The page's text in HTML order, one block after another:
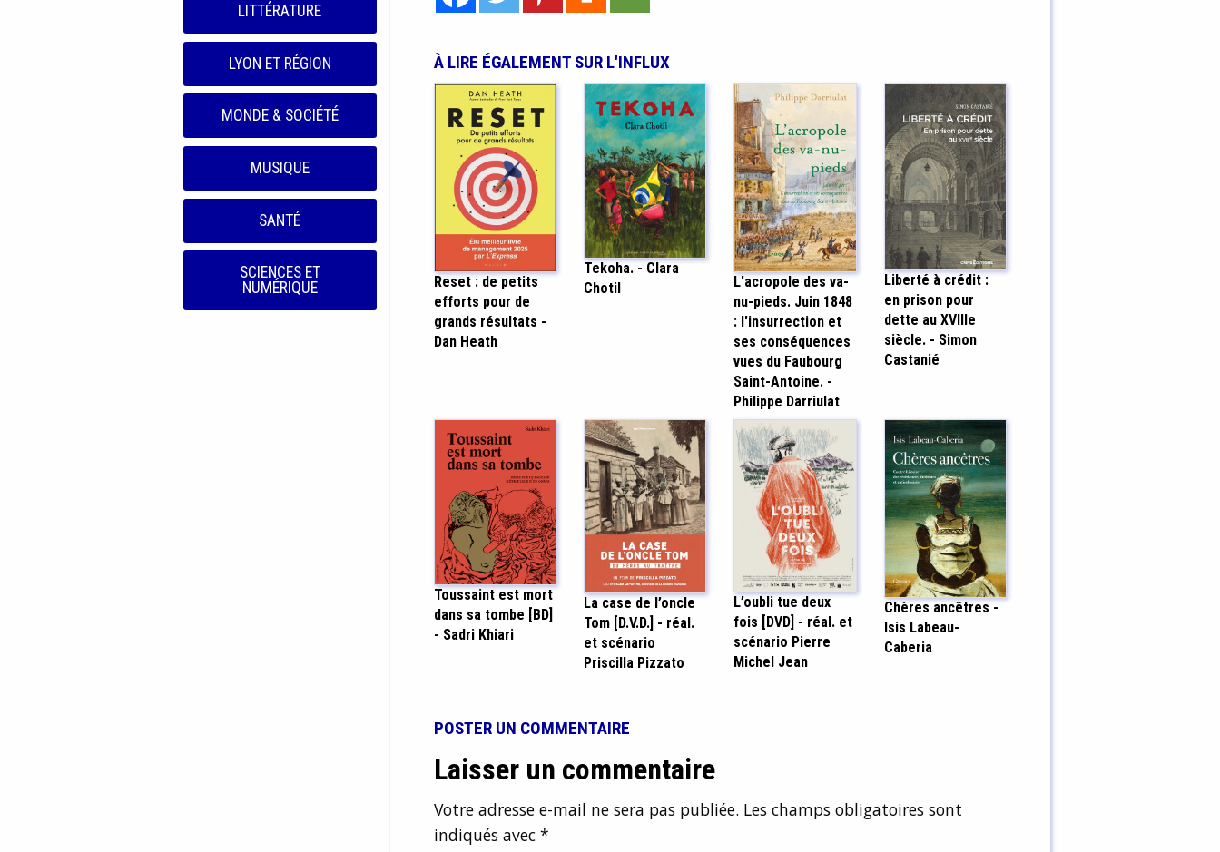
LITTÉRATURE
LYON ET RÉGION
MONDE & SOCIÉTÉ
MUSIQUE
SANTÉ
SCIENCES ET
NUMÉRIQUE
À LIRE ÉGALEMENT SUR L'INFLUX
Reset : de petits
efforts pour de
grands résultats -
Dan Heath
Tekoha. - Clara
Chotil
L'acropole des va-
nu-pieds. Juin 1848
: l'insurrection et
ses conséquences
vues du Faubourg
Saint-Antoine. -
Philippe Darriulat
Liberté à crédit :
en prison pour
dette au XVIIIe
siècle. - Simon
Castanié
Toussaint est mort
dans sa tombe [BD]
- Sadri Khiari
La case de l’oncle
Tom [D.V.D.] - réal.
et scénario
Priscilla Pizzato
L’oubli tue deux
fois [DVD] - réal. et
scénario Pierre
Michel Jean
Chères ancêtres -
Isis Labeau-
Caberia
POSTER UN COMMENTAIRE
Laisser un commentaire
Votre adresse e-mail ne sera pas publiée. Les champs obligatoires sont
indiqués avec *